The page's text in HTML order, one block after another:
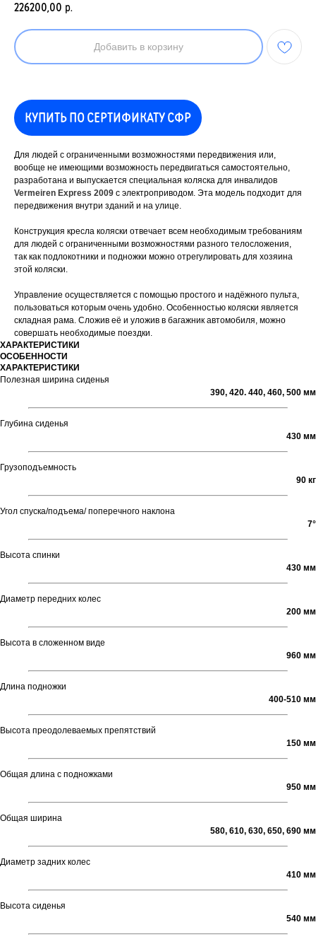
226200,00 р.
Добавить в корзину
КУПИТЬ ПО СЕРТИФИКАТУ СФР
Для людей с ограниченными возможностями передвижения или,
вообще не имеющими возможность передвигаться самостоятельно,
разработана и выпускается специальная коляска для инвалидов
Vermeiren Express 2009 с электроприводом. Эта модель подходит для
передвижения внутри зданий и на улице.
Конструкция кресла коляски отвечает всем необходимым требованиям
для людей с ограниченными возможностями разного телосложения,
так как подлокотники и подножки можно отрегулировать для хозяина
этой коляски.
Управление осуществляется с помощью простого и надёжного пульта,
пользоваться которым очень удобно. Особенностью коляски является
складная рама. Сложив её и уложив в багажник автомобиля, можно
совершать необходимые поездки.
ХАРАКТЕРИСТИКИ
ОСОБЕННОСТИ
ХАРАКТЕРИСТИКИ
Полезная ширина сиденья
390, 420. 440, 460, 500 мм
Глубина сиденья
430 мм
Грузоподъемность
90 кг
Угол спуска/подъема/ поперечного наклона
7°
Высота спинки
430 мм
Диаметр передних колес
200 мм
Высота в сложенном виде
960 мм
Длина подножки
400-510 мм
Высота преодолеваемых препятствий
150 мм
Общая длина с подножками
950 мм
Общая ширина
580, 610, 630, 650, 690 мм
Диаметр задних колес
410 мм
Высота сиденья
540 мм